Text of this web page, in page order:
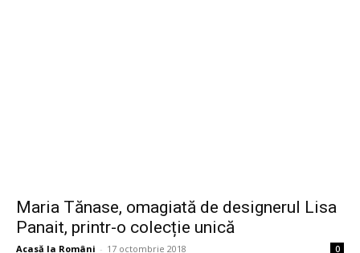
Maria Tănase, omagiată de designerul Lisa
Panait, printr-o colecție unică
Acasă la Români - 17 octombrie 2018 0